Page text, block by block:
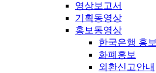
영상보고서
기획동영상
홍보동영상
한국은행 홍보
화폐홍보
외환신고안내